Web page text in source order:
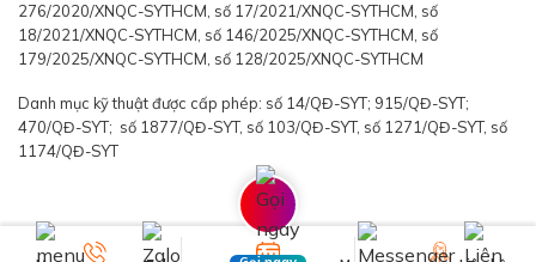
276/2020/XNQC-SYTHCM, số 17/2021/XNQC-SYTHCM, số
18/2021/XNQC-SYTHCM, số 146/2025/XNQC-SYTHCM, số
179/2025/XNQC-SYTHCM, số 128/2025/XNQC-SYTHCM
Danh mục kỹ thuật được cấp phép: số 14/QĐ-SYT; 915/QĐ-SYT;
470/QĐ-SYT; số 1877/QĐ-SYT, số 103/QĐ-SYT, số 1271/QĐ-SYT, số
1174/QĐ-SYT